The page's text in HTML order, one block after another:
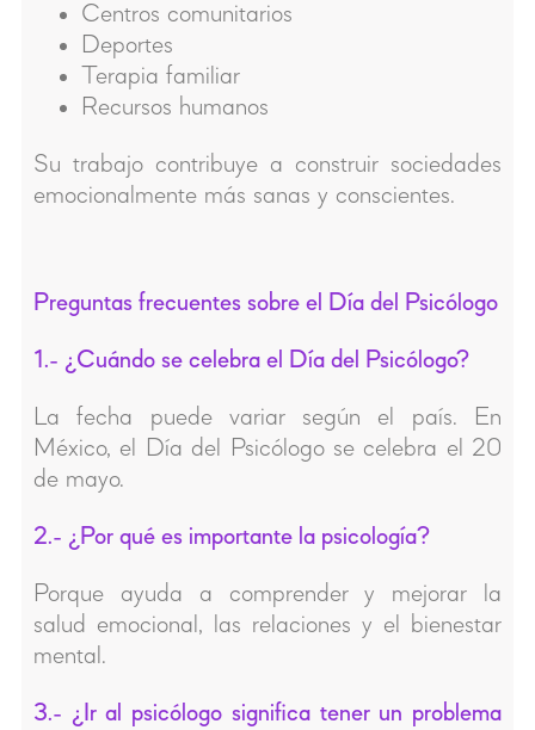
Centros comunitarios
Deportes
Terapia familiar
Recursos humanos
Su trabajo contribuye a construir sociedades
emocionalmente más sanas y conscientes.
Preguntas frecuentes sobre el Día del Psicólogo
1.- ¿Cuándo se celebra el Día del Psicólogo?
La fecha puede variar según el país. En
México, el Día del Psicólogo se celebra el 20
de mayo.
2.- ¿Por qué es importante la psicología?
Porque ayuda a comprender y mejorar la
salud emocional, las relaciones y el bienestar
mental.
3.- ¿Ir al psicólogo significa tener un problema